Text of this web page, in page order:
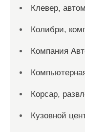
Клевер,
Колибри,
Компания
Корсар,
Кузовной